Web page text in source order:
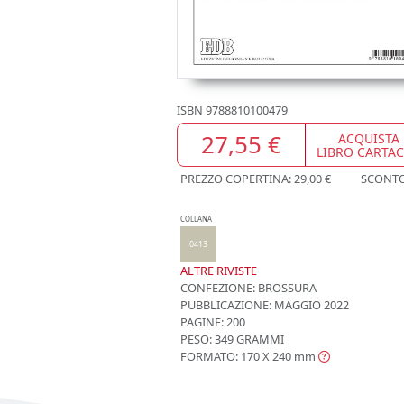
ISBN 9788810100479
27,55 € ACQUISTA
LIBRO
PREZZO COPERTINA:29,00 €
COLLANA
0413
ALTRE RIVISTE
CONFEZIONE: BROSSURA
PUBBLICAZIONE: MAGGIO 2022
PAGINE: 200
PESO: 349 GRAMMI
FORMATO: 170 X 240 mm